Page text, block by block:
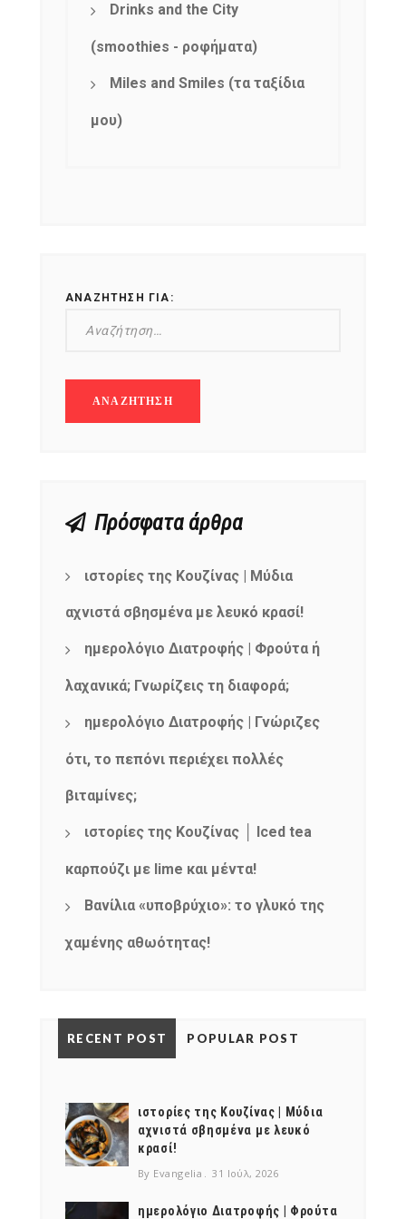
Drinks and the City
(smoothies - ροφήματα)
Miles and Smiles (τα ταξίδια
μου)
ΑΝΑΖΉΤΗΣΗ ΓΙΑ:
Πρόσφατα άρθρα
ιστορίες της Κουζίνας | Μύδια
αχνιστά σβησμένα με λευκό κρασί!
ημερολόγιο Διατροφής | Φρούτα ή
λαχανικά; Γνωρίζεις τη διαφορά;
ημερολόγιο Διατροφής | Γνώριζες
ότι, το πεπόνι περιέχει πολλές
βιταμίνες;
ιστορίες της Κουζίνας │ Iced tea
καρπούζι με lime και μέντα!
Βανίλια «υποβρύχιο»: το γλυκό της
χαμένης αθωότητας!
RECENT POST POPULAR POST
ιστορίες της Κουζίνας | Μύδια
αχνιστά σβησμένα με λευκό
κρασί!
By Evangelia 31 Ιούλ, 2026
ημερολόγιο Διατροφής | Φρούτα